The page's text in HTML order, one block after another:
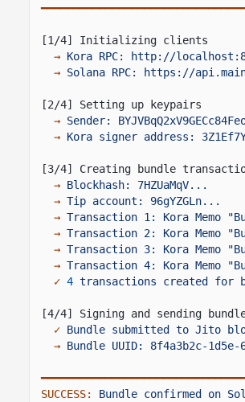
[1/4] Initializing clients
→ Kora RPC: http://
→ Solana RPC: https://
[2/4] Setting up keypairs
→ Sender:
→ Kora signer address:
[3/4] Creating bundle
→ Blockhash: 7HZUaMqV...
→ Tip account: 96gYZGLn...
→ Transaction 1: Kora Memo
→ Transaction 2: Kora Memo
→ Transaction 3: Kora Memo
→ Transaction 4: Kora Memo
✓ 4 transactions created for
[4/4] Signing and sending
✓ Bundle submitted to Jito
→ Bundle UUID: 8f4a3b2c-1d5e-
SUCCESS:
Bundle confirmed on